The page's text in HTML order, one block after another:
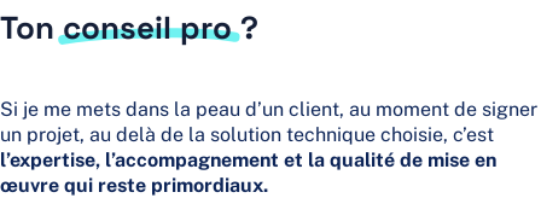
Tonconseil pro?
Si je me mets dans la peau d’un client, au moment de signer
un projet, au delà de la solution technique choisie, c’est
l’expertise, l’accompagnement et la qualité de mise en
œuvre qui reste primordiaux.